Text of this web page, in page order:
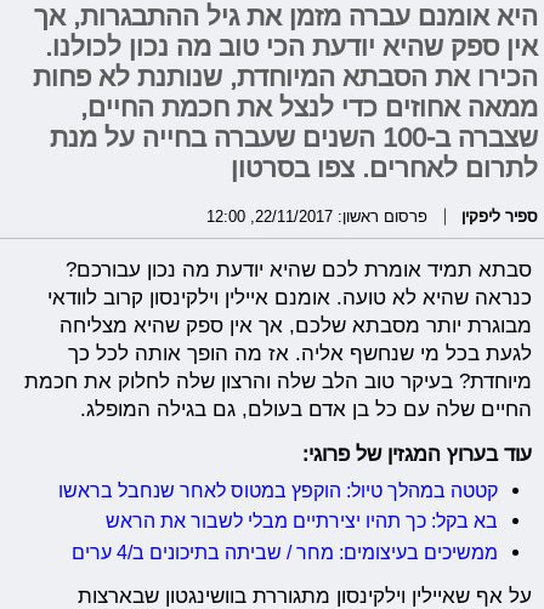
היא אומנם עברה מזמן את גיל ההתבגרות, אך
אין ספק שהיא יודעת הכי טוב מה נכון לכולנו.
הכירו את הסבתא המיוחדת, שנותנת לא פחות
ממאה אחוזים כדי לנצל את חכמת החיים,
שצברה ב-100 השנים שעברה בחייה על מנת
לתרום לאחרים. צפו בסרטון
ספיר ליפקין פרסום ראשון: 22/11/2017, 12:00
סבתא תמיד אומרת לכם שהיא יודעת מה נכון עבורכם?
כנראה שהיא לא טועה. אומנם איילין וילקינסון קרוב לוודאי
מבוגרת יותר מסבתא שלכם, אך אין ספק שהיא מצליחה
לגעת בכל מי שנחשף אליה. אז מה הופך אותה לכל כך
מיוחדת? בעיקר טוב הלב שלה והרצון שלה לחלוק את חכמת
החיים שלה עם כל בן אדם בעולם, גם בגילה המופלג.
עוד בערוץ המגזין של פרוגי:
קטטה במהלך טיול: הוקפץ במטוס לאחר שנחבל בראשו
בא בקל: כך תהיו יצירתיים מבלי לשבור את הראש
ממשיכים בעיצומים: מחר / שביתה בתיכונים ב/4 ערים
על אף שאיילין וילקינסון מתגוררת בוושינגטון שבארצות